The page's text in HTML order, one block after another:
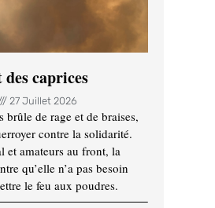
des caprices
27 Juillet 2026
brûle de rage et de braises,
contre la solidarité.
et amateurs au front, la
qu’elle n’a pas besoin
le feu aux poudres.